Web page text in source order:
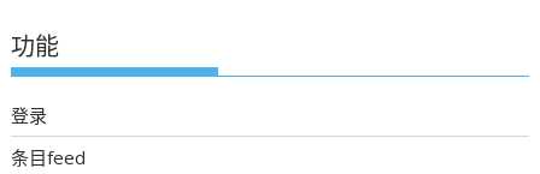
新
聞
功能
登录
条目feed